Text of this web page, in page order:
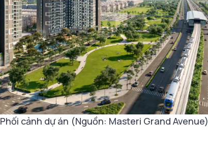
Phối cảnh dự án (Nguồn: Masteri Grand Avenue)